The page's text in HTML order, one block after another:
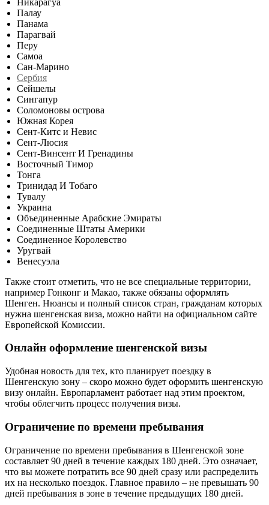
Палау
Панама
Парагвай
Перу
Самоа
Сан-Марино
Сербия
Сейшелы
Сингапур
Соломоновы острова
Южная Корея
Сент-Китс и Невис
Сент-Люсия
Сент-Винсент И Гренадины
Восточный Тимор
Тонга
Тринидад И Тобаго
Тувалу
Украина
Объединенные Арабские Эмираты
Соединенные Штаты Америки
Соединенное Королевство
Уругвай
Венесуэла
Также стоит отметить, что не все специальные территории,
например Гонконг и Макао, также обязаны оформлять
Шенген. Нюансы и полный список стран, гражданам которых
нужна шенгенская виза, можно найти на официальном сайте
Европейской Комиссии.
Онлайн оформление шенгенской визы
Удобная новость для тех, кто планирует поездку в
Шенгенскую зону – скоро можно будет оформить шенгенскую
визу онлайн. Европарламент работает над этим проектом,
чтобы облегчить процесс получения визы.
Ограничение по времени пребывания
Ограничение по времени пребывания в Шенгенской зоне
составляет 90 дней в течение каждых 180 дней. Это означает,
что вы можете потратить все 90 дней сразу или распределить
их на несколько поездок. Главное правило – не превышать 90
дней пребывания в зоне в течение предыдущих 180 дней.